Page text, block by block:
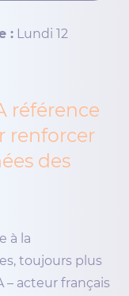
: Lundi 12
référence
renforcer
des
à la
toujours plus
– acteur français